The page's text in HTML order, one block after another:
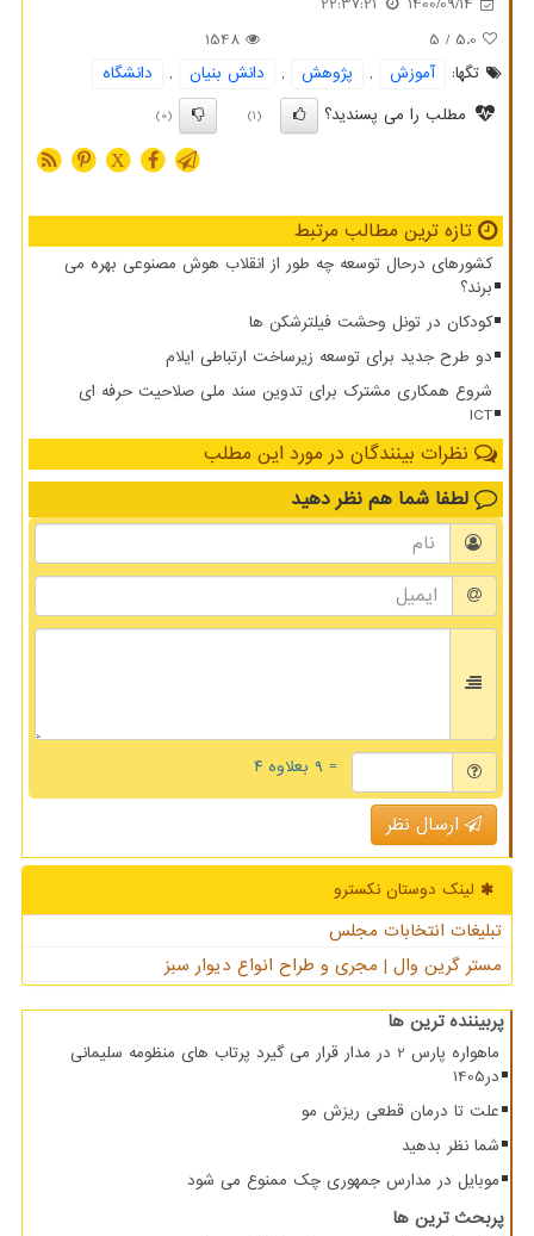
5.0
/ 5
1548
تگها:
آموزش , پژوهش , دانش بنیان ,
دانشگاه
مطلب را می پسندید؟
(1)
(0)
X
تازه ترین مطالب مرتبط
کشورهای درحال توسعه چه طور از انقلاب هوش مصنوعی بهره می
برند؟
کودکان در تونل وحشت فیلترشکن ها
دو طرح جدید برای توسعه زیرساخت ارتباطی ایلام
شروع همکاری مشترک برای تدوین سند ملی صلاحیت حرفه ای
ICT
نظرات بینندگان در مورد این مطلب
لطفا شما هم نظر دهید
= ۹ بعلاوه ۴
ارسال نظر
لینک دوستان نكسترو
تبلیغات انتخابات مجلس
مستر گرین وال | مجری و طراح انواع دیوار سبز
پربیننده ترین ها
ماهواره پارس 2 در مدار قرار می گیرد پرتاب های منظومه سلیمانی
در1405
علت تا درمان قطعی ریزش مو
شما نظر بدهید
موبایل در مدارس جمهوری چک ممنوع می شود
پربحث ترین ها